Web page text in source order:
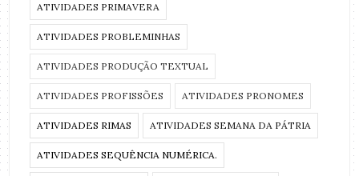
ATIVIDADES PRIMAVERA
ATIVIDADES PROBLEMINHAS
ATIVIDADES PRODUÇÃO TEXTUAL
ATIVIDADES PROFISSÕES ATIVIDADES PRONOMES
ATIVIDADES RIMAS ATIVIDADES SEMANA DA PÁTRIA
ATIVIDADES SEQUÊNCIA NUMÉRICA.